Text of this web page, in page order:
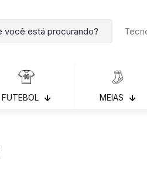
FUTEBOL MEIAS